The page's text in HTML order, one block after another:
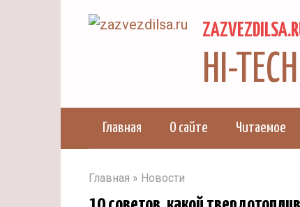
HI-
Главная О сайте Читаемое
Главная » Новости